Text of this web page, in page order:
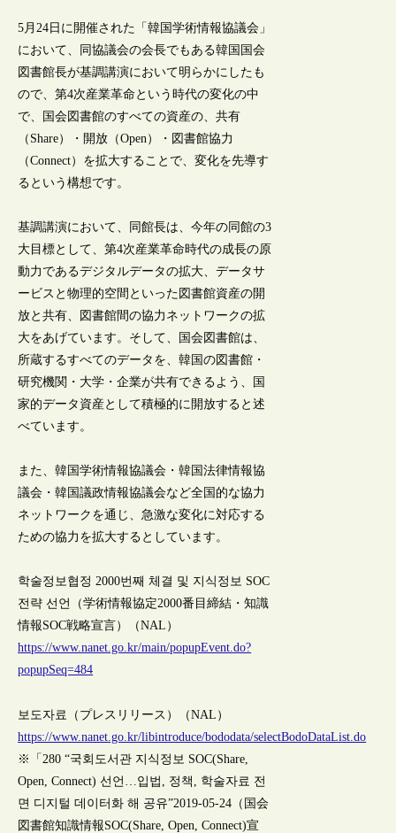
5月24日に開催された「韓国学術情報協議会」
において、同協議会の会長でもある韓国国会
図書館長が基調講演において明らかにしたも
ので、第4次産業革命という時代の変化の中
で、国会図書館のすべての資産の、共有
（Share）・開放（Open）・図書館協力
（Connect）を拡大することで、変化を先導す
るという構想です。
基調講演において、同館長は、今年の同館の3
大目標として、第4次産業革命時代の成長の原
動力であるデジタルデータの拡大、データサ
ービスと物理的空間といった図書館資産の開
放と共有、図書館間の協力ネットワークの拡
大をあげています。そして、国会図書館は、
所蔵するすべてのデータを、韓国の図書館・
研究機関・大学・企業が共有できるよう、国
家的データ資産として積極的に開放すると述
べています。
また、韓国学術情報協議会・韓国法律情報協
議会・韓国議政情報協議会など全国的な協力
ネットワークを通じ、急激な変化に対応する
ための協力を拡大するとしています。
학술정보협정 2000번째 체결 및 지식정보 SOC
전략 선언（学術情報協定2000番目締結・知識
情報SOC戦略宣言）（NAL）
https://www.nanet.go.kr/main/popupEvent.do?
popupSeq=484
보도자료（プレスリリース）（NAL）
https://www.nanet.go.kr/libintroduce/bododata/selectBodoDataList.do
※「280 “국회도서관 지식정보 SOC(Share,
Open, Connect) 선언…입법, 정책, 학술자료 전
면 디지털 데이터화 해 공유”2019-05-24（国会
図書館知識情報SOC(Share, Open, Connect)宣